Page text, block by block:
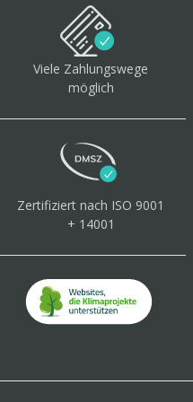
Viele Zahlungswege
möglich
Zertifiziert nach ISO 9001
+ 14001